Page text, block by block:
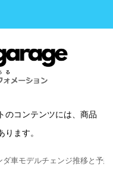
コンテンツには、商品
ます。
ダ車モデルチェンジ推移と予想